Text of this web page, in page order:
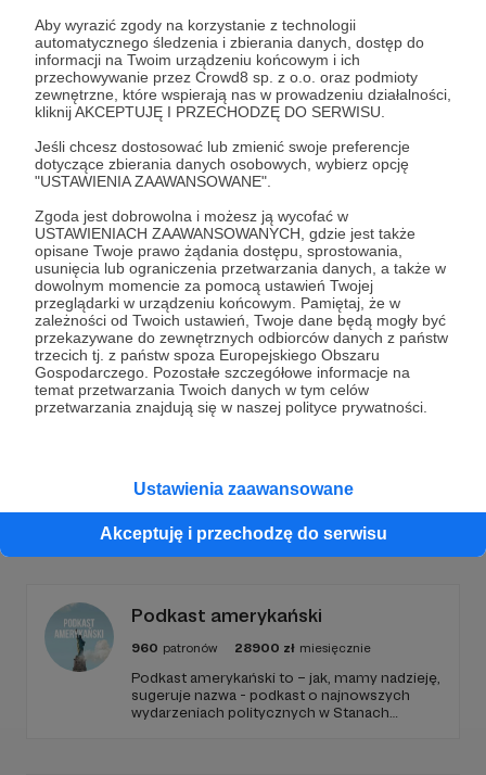
Aby wyrazić zgody na korzystanie z technologii
automatycznego śledzenia i zbierania danych, dostęp do
informacji na Twoim urządzeniu końcowym i ich
przechowywanie przez Crowd8 sp. z o.o. oraz podmioty
zewnętrzne, które wspierają nas w prowadzeniu działalności,
kliknij AKCEPTUJĘ I PRZECHODZĘ DO SERWISU.
Jeśli chcesz dostosować lub zmienić swoje preferencje
dotyczące zbierania danych osobowych, wybierz opcję
"USTAWIENIA ZAAWANSOWANE".
Zgoda jest dobrowolna i możesz ją wycofać w
USTAWIENIACH ZAAWANSOWANYCH, gdzie jest także
opisane Twoje prawo żądania dostępu, sprostowania,
usunięcia lub ograniczenia przetwarzania danych, a także w
dowolnym momencie za pomocą ustawień Twojej
przeglądarki w urządzeniu końcowym. Pamiętaj, że w
zależności od Twoich ustawień, Twoje dane będą mogły być
przekazywane do zewnętrznych odbiorców danych z państw
trzecich tj. z państw spoza Europejskiego Obszaru
Gospodarczego. Pozostałe szczegółowe informacje na
temat przetwarzania Twoich danych w tym celów
przetwarzania znajdują się w naszej polityce prywatności.
Ustawienia zaawansowane
Akceptuję i przechodzę do serwisu
Dołącz do grona Patronów!
Wesprzyj działalność AutoraKwadrans Na Angielski
już teraz!
Zostań Patronem
Promowani autorzy
Podkast amerykański
960 patronów 28900 zł miesięcznie
Podkast amerykański to – jak, mamy nadzieję,
sugeruje nazwa - podkast o najnowszych
wydarzeniach politycznych w Stanach